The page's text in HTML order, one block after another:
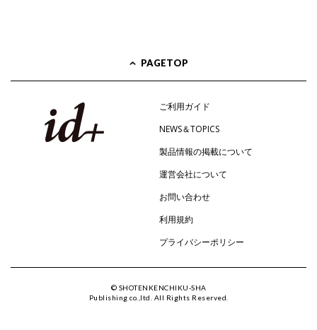
PAGETOP
ご利用ガイド
NEWS＆TOPICS
製品情報の掲載について
運営会社について
お問い合わせ
利用規約
プライバシーポリシー
© SHOTENKENCHIKU-SHA
Publishing co.,ltd. All Rights Reserved.